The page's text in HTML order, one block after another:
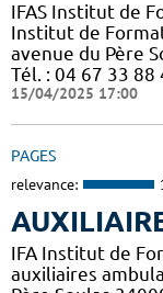
IFAS Institut de
Institut de
avenue du Père
Tél. : 04 67 33 88
15/04/2025 17:00
PAGES
relevance:
IFA Institut de
auxiliaires